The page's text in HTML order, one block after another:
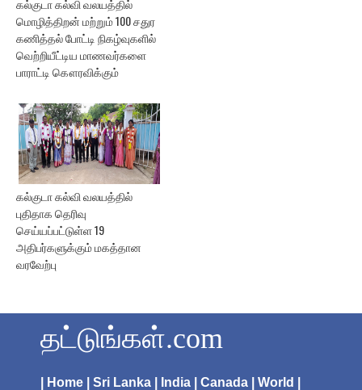
கல்குடா கல்வி வலயத்தில்
மொழித்திறன் மற்றும் 100 சதுர
கணித்தல் போட்டி நிகழ்வுகளில்
வெற்றியீட்டிய மாணவர்களை
பாராட்டி கௌரவிக்கும்
கல்குடா கல்வி வலயத்தில்
புதிதாக தெரிவு
செய்யப்பட்டுள்ள 19
அதிபர்களுக்கும் மகத்தான
வரவேற்பு
தட்டுங்கள்.com
| Home | Sri Lanka | India | Canada | World |